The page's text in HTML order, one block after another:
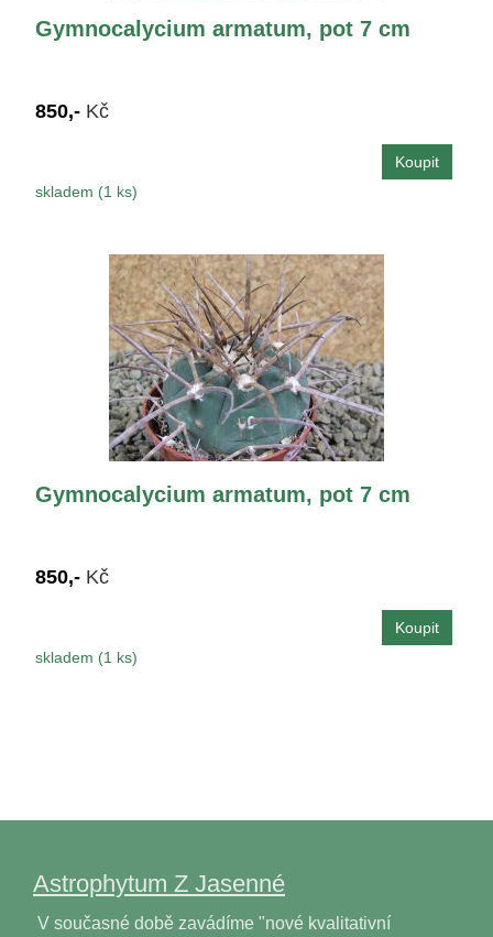
Gymnocalycium armatum, pot 7 cm
850,- Kč
skladem (1 ks)
Gymnocalycium armatum, pot 7 cm
850,- Kč
skladem (1 ks)
Astrophytum Z Jasenné
V současné době zavádíme "nové kvalitativní